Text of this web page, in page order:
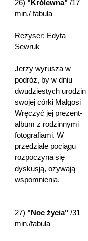
26) "Królewna" /17
min./ fabuła
Reżyser: Edyta
Sewruk
Jerzy wyrusza w
podróż, by w dniu
dwudziestych urodzin
swojej córki Małgosi
Wręczyć jej prezent-
album z rodzinnymi
fotografiami. W
przedziale pociągu
rozpoczyna się
dyskusją, ożywają
wspomnienia.
27) "Noc życia" /31
min./fabuła